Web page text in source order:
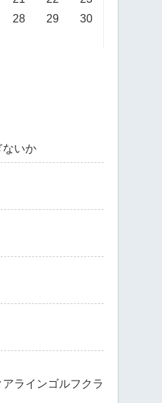
28 29
30
ないか
ラインゴルフクラ